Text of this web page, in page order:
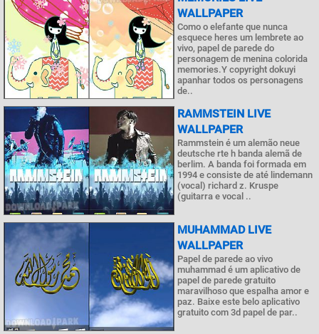
WALLPAPER
Como o elefante que nunca
esquece heres um lembrete ao
vivo, papel de parede do
personagem de menina colorida
memories.Y copyright dokuyi
apanhar todos os personagens
de..
RAMMSTEIN LIVE
WALLPAPER
Rammstein é um alemão neue
deutsche rte h banda alemã de
berlim. A banda foi formada em
1994 e consiste de até lindemann
(vocal) richard z. Kruspe
(guitarra e vocal ..
MUHAMMAD LIVE
WALLPAPER
Papel de parede ao vivo
muhammad é um aplicativo de
papel de parede gratuito
maravilhoso que espalha amor e
paz. Baixe este belo aplicativo
gratuito com 3d papel de par..